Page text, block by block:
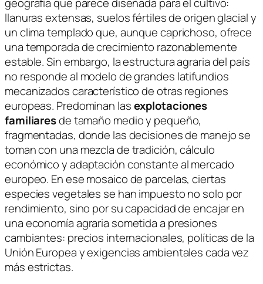
llanuras extensas, suelos fértiles de origen glacial y
un clima templado que, aunque caprichoso, ofrece
una temporada de crecimiento razonablemente
estable. Sin embargo, la estructura agraria del país
no responde al modelo de grandes latifundios
mecanizados característico de otras regiones
europeas. Predominan lasexplotaciones
familiaresde tamaño medio y pequeño,
fragmentadas, donde las decisiones de manejo se
toman con una mezcla de tradición, cálculo
económico y adaptación constante al mercado
europeo. En ese mosaico de parcelas, ciertas
especies vegetales se han impuesto no solo por
rendimiento, sino por su capacidad de encajar en
una economía agraria sometida a presiones
cambiantes: precios internacionales, políticas de la
Unión Europea y exigencias ambientales cada vez
más estrictas.